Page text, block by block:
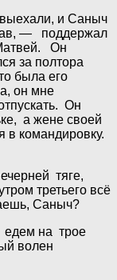
и Саныч
— поддержал
Он
за полтора
была его
он мне
Он
а жене своей
в командировку.
тяге,
третьего всё
Саныч?
едем на трое
волен